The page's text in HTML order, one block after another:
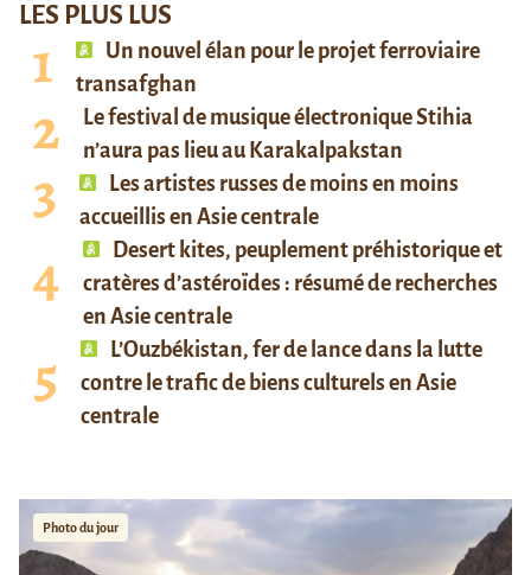
LES PLUS LUS
Un nouvel élan pour le projet ferroviaire
transafghan
Le festival de musique électronique Stihia
n’aura pas lieu au Karakalpakstan
Les artistes russes de moins en moins
accueillis en Asie centrale
Desert kites, peuplement préhistorique et
cratères d’astéroïdes : résumé de recherches
en Asie centrale
L’Ouzbékistan, fer de lance dans la lutte
contre le trafic de biens culturels en Asie
centrale
Photo du jour